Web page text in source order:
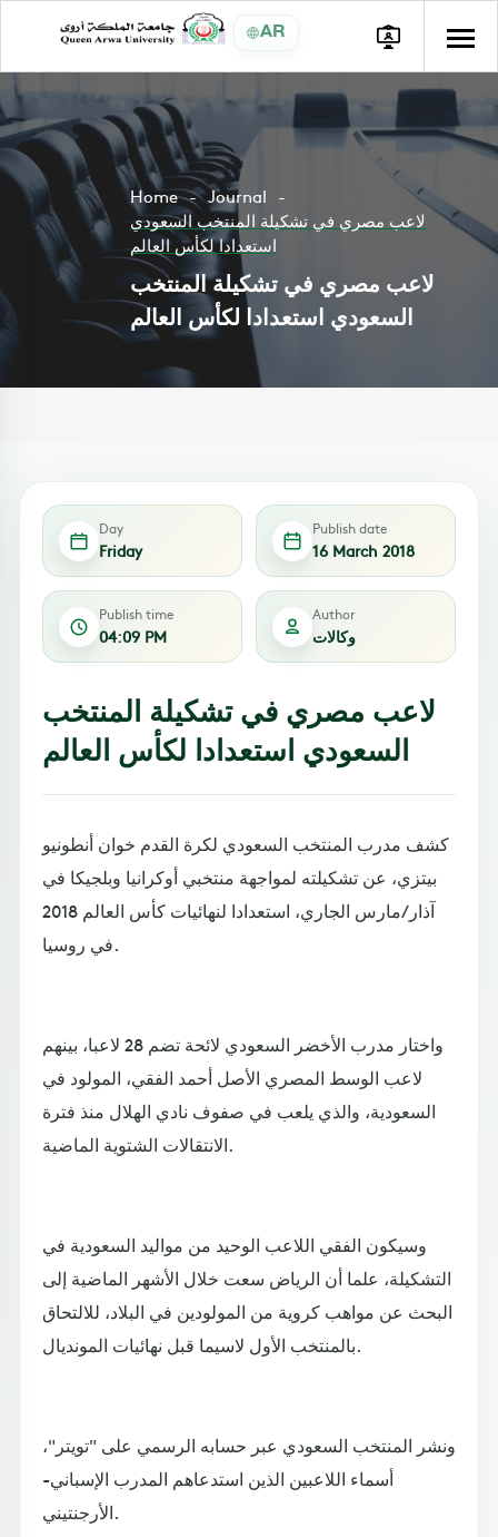
AR
Home
Journal
لاعب مصري في تشكيلة المنتخب السعودي
استعدادا لكأس العالم
لاعب مصري في تشكيلة المنتخب
السعودي استعدادا لكأس العالم
Day
Friday
Publish date
16 March 2018
Publish time
04:09 PM
Author
وكالات
لاعب مصري في تشكيلة المنتخب
السعودي استعدادا لكأس العالم
كشف مدرب المنتخب السعودي لكرة القدم خوان أنطونيو
بيتزي، عن تشكيلته لمواجهة منتخبي أوكرانيا وبلجيكا في
آذار/مارس الجاري، استعدادا لنهائيات كأس العالم 2018
في روسيا.
واختار مدرب الأخضر السعودي لائحة تضم 28 لاعبا، بينهم
لاعب الوسط المصري الأصل أحمد الفقي، المولود في
السعودية، والذي يلعب في صفوف نادي الهلال منذ فترة
الانتقالات الشتوية الماضية.
وسيكون الفقي اللاعب الوحيد من مواليد السعودية في
التشكيلة، علما أن الرياض سعت خلال الأشهر الماضية إلى
البحث عن مواهب كروية من المولودين في البلاد، للالتحاق
بالمنتخب الأول لاسيما قبل نهائيات المونديال.
ونشر المنتخب السعودي عبر حسابه الرسمي على "تويتر"،
أسماء اللاعبين الذين استدعاهم المدرب الإسباني-
الأرجنتيني.